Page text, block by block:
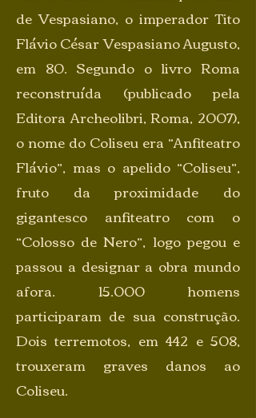
de Vespasiano, o imperador Tito
Flávio César Vespasiano Augusto,
em 80. Segundo o livro Roma
reconstruída (publicado pela
Editora Archeolibri, Roma, 2007),
o nome do Coliseu era “Anfiteatro
Flávio”, mas o apelido “Coliseu”,
fruto da proximidade do
gigantesco anfiteatro com o
“Colosso de Nero”, logo pegou e
passou a designar a obra mundo
afora. 15.000 homens
participaram de sua construção.
Dois terremotos, em 442 e 508,
trouxeram graves danos ao
Coliseu.